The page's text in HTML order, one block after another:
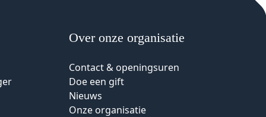
Over onze organisatie
Contact & openingsuren
Doe een gift
Nieuws
Onze organisatie